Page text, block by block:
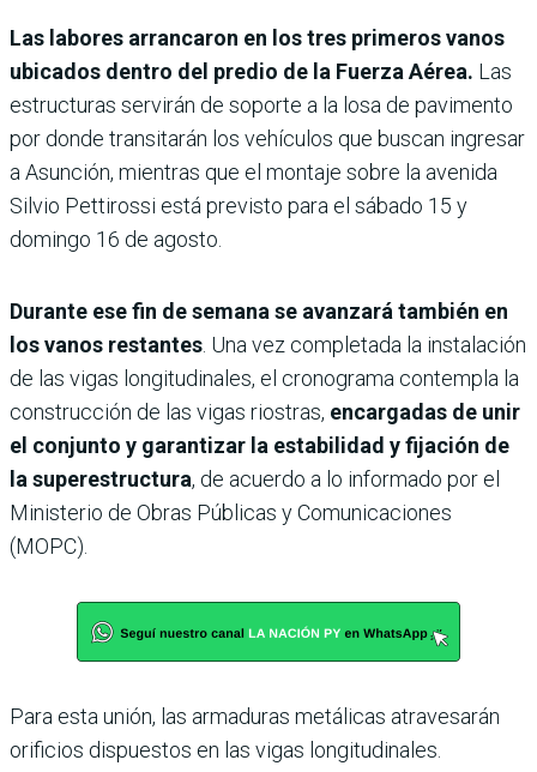
Las labores arrancaron en los tres primeros vanos
ubicados dentro del predio de la Fuerza Aérea. Las
estructuras servirán de soporte a la losa de pavimento
por donde transitarán los vehículos que buscan ingresar
a Asunción, mientras que el montaje sobre la avenida
Silvio Pettirossi está previsto para el sábado 15 y
domingo 16 de agosto.
Durante ese fin de semana se avanzará también en
los vanos restantes . Una vez completada la instalación
de las vigas longitudinales, el cronograma contempla la
construcción de las vigas riostras, encargadas de unir
el conjunto y garantizar la estabilidad y fijación de
la superestructura, de acuerdo a lo informado por el
Ministerio de Obras Públicas y Comunicaciones
(MOPC).
Para esta unión, las armaduras metálicas atravesarán
orificios dispuestos en las vigas longitudinales.